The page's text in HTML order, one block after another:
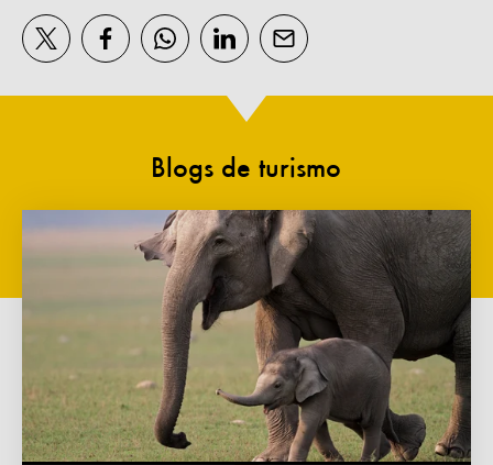
Blogs de turismo